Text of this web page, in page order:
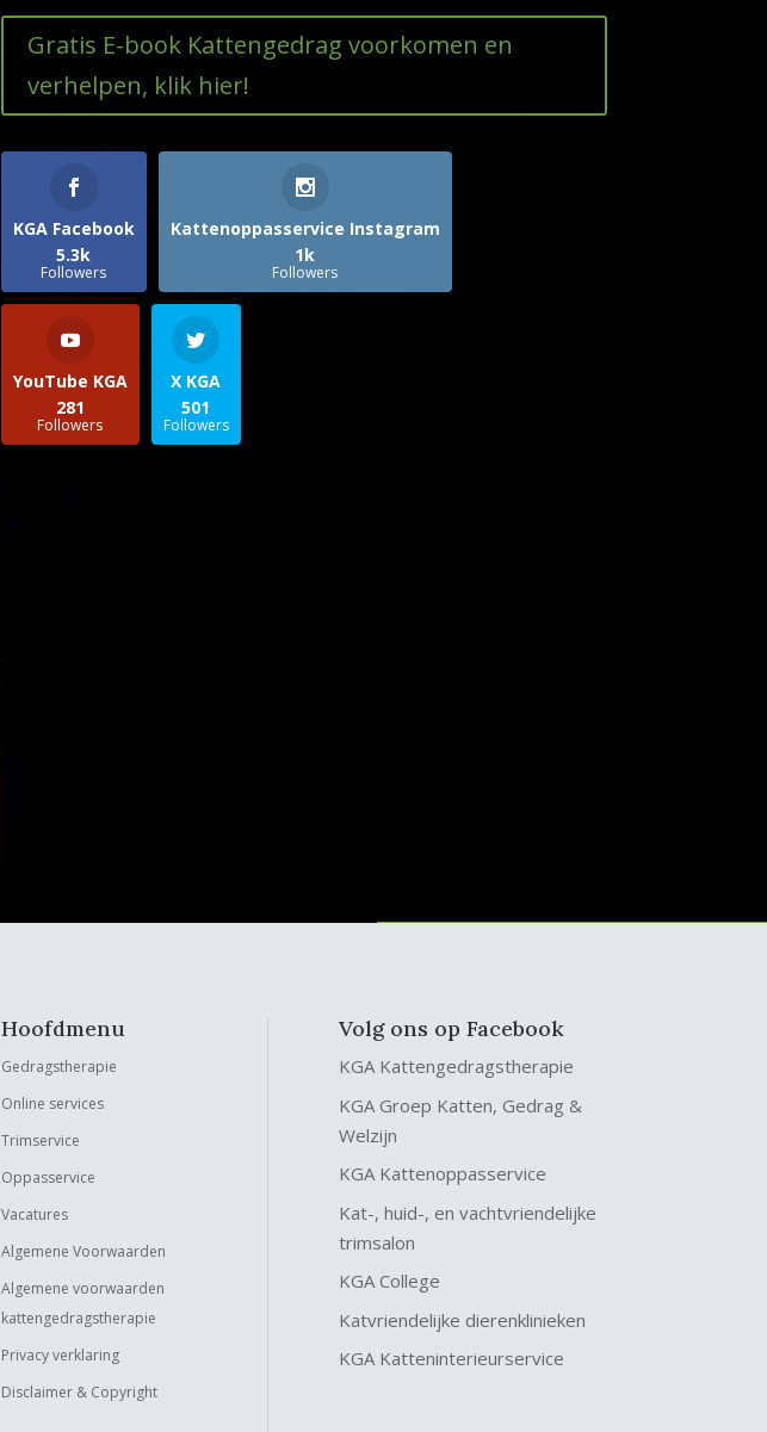
Gratis E-book Kattengedrag voorkomen en
verhelpen, klik hier!
KGA Facebook
5.3k
Followers
Kattenoppasservice Instagram
1k
Followers
YouTube KGA
281
Followers
X KGA
501
Followers
Hoofdmenu
Gedragstherapie
Online services
Trimservice
Oppasservice
Vacatures
Algemene Voorwaarden
Algemene voorwaarden
kattengedragstherapie
Privacy verklaring
Disclaimer & Copyright
Volg ons op Facebook
KGA Kattengedragstherapie
KGA Groep Katten, Gedrag &
Welzijn
KGA Kattenoppasservice
Kat-, huid-, en vachtvriendelijke
trimsalon
KGA College
Katvriendelijke dierenklinieken
KGA Katteninterieurservice